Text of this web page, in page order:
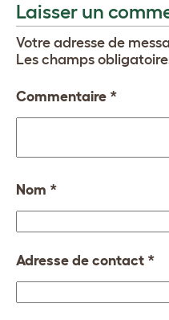
Laisser un
Votre adresse de
Les champs
Commentaire *
Nom *
Adresse de contact *